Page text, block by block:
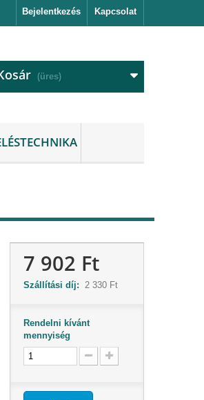
Kapcsolat
Bejelentkezés
(üres)
7 902 Ft
Szállítási díj: 2 330 Ft
Rendelni kívánt
mennyiség